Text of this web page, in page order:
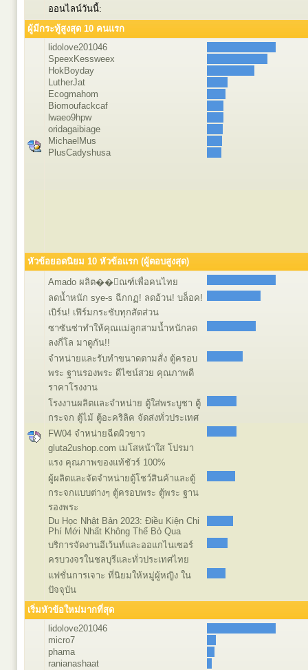
ออนไลน์วันนี้:
ผู้มีกระทู้สูงสุด 10 คนแรก
lidolove201046
SpeexKessweex
HokBoyday
LutherJat
Ecogmahom
Biomoufackcaf
lwaeo9hpw
oridagaibiage
MichaelMus
PlusCadyshusa
หัวข้อยอดนิยม 10 หัวข้อแรก (ผู้ตอบสูงสุด)
Amado ผลิต��ัณฑ์เพื่อคนไทย
ลดน้ำหนัก sye-s ฉีกกฏ! ลดอ้วน! บล็อค!
เบิร์น! เฟิร์มกระชับทุกสัดส่วน
ซาซันซ่าทำให้คุณแม่ลูกสามน้ำหนักลด
ลงกี่โล มาดูกัน!!
จำหน่ายและรับทำขนาดตามสั่ง ตู้ครอบ
พระ ฐานรองพระ ดีไซน์สวย คุณภาพดี
ราคาโรงงาน
โรงงานผลิตและจำหน่าย ตู้ใส่พระบูชา ตู้
กระจก ตู้ไม้ ตู้อะคริลิค จัดส่งทั่วประเทศ
FW04 จำหน่ายฉีดผิวขาว
gluta2ushop.com เมโสหน้าใส โปรมา
แรง คุณภาพของแท้ชัวร์ 100%
ผู้ผลิตและจัดจำหน่ายตู้โชว์สินค้าและตู้
กระจกแบบต่างๆ ตู้ครอบพระ ตู้พระ ฐาน
รองพระ
Du Học Nhật Bản 2023: Điều Kiện Chi
Phí Mới Nhất Không Thể Bỏ Qua
บริการจัดงานอีเว้นท์และออแกไนเซอร์
ครบวงจรในชลบุรีและทั่วประเทศไทย
แฟชั่นการเจาะ ที่นิยมให้หมู่ผู้หญิง ใน
ปัจจุบัน
เริ่มหัวข้อใหม่มากที่สุด
lidolove201046
micro7
phama
ranianashaat